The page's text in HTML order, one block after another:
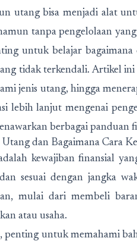
utang bisa menjadi alat
tanpa pengelolaan
untuk belajar bagaimana
tidak terkendali. Artikel
jenis utang, hingga
lebih lanjut mengenai
berbagai panduan
dan Bagaimana Cara
kewajiban finansial
sesuai dengan jangka
mulai dari membeli
atau usaha.
penting untuk memahami